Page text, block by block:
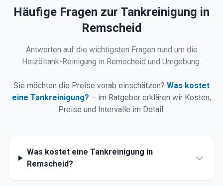
Häufige Fragen zur Tankreinigung in
Remscheid
Antworten auf die wichtigsten Fragen rund um die
Heizöltank-Reinigung in Remscheid und Umgebung.
Sie möchten die Preise vorab einschätzen? Was kostet
eine Tankreinigung? – im Ratgeber erklären wir Kosten,
Preise und Intervalle im Detail.
Was kostet eine Tankreinigung in
Remscheid?